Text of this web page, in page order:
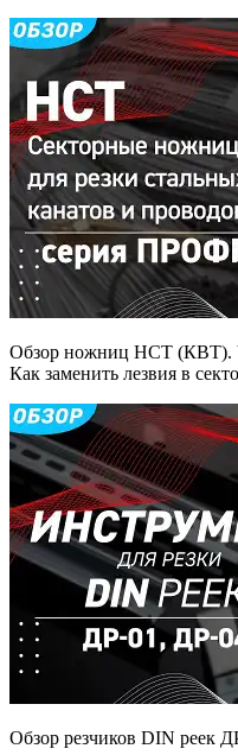
Обзор ножниц НСТ (КВТ).
Как заменить лезвия в
Обзор резчиков DIN реек